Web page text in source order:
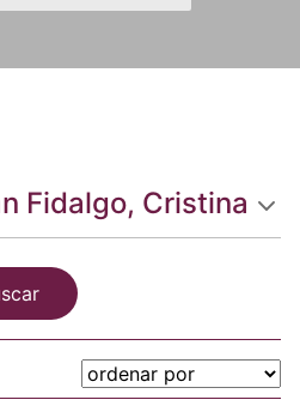
Fidalgo, Cristina